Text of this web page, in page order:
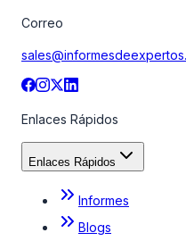
Correo
Enlaces Rápidos
Enlaces Rápidos
Informes
Blogs